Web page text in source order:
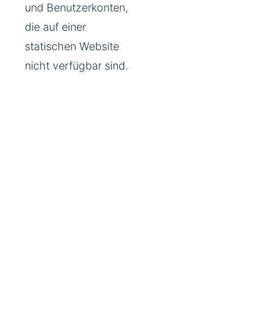
und Benutzerkonten,
die auf einer
statischen Website
nicht verfügbar sind.